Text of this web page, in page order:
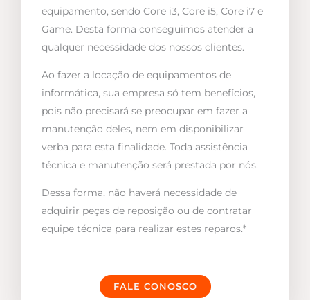
equipamento, sendo Core i3, Core i5, Core i7 e
Game. Desta forma conseguimos atender a
qualquer necessidade dos nossos clientes.
Ao fazer a locação de equipamentos de
informática, sua empresa só tem benefícios,
pois não precisará se preocupar em fazer a
manutenção deles, nem em disponibilizar
verba para esta finalidade. Toda assistência
técnica e manutenção será prestada por nós.
Dessa forma, não haverá necessidade de
adquirir peças de reposição ou de contratar
equipe técnica para realizar estes reparos.*
FALE CONOSCO